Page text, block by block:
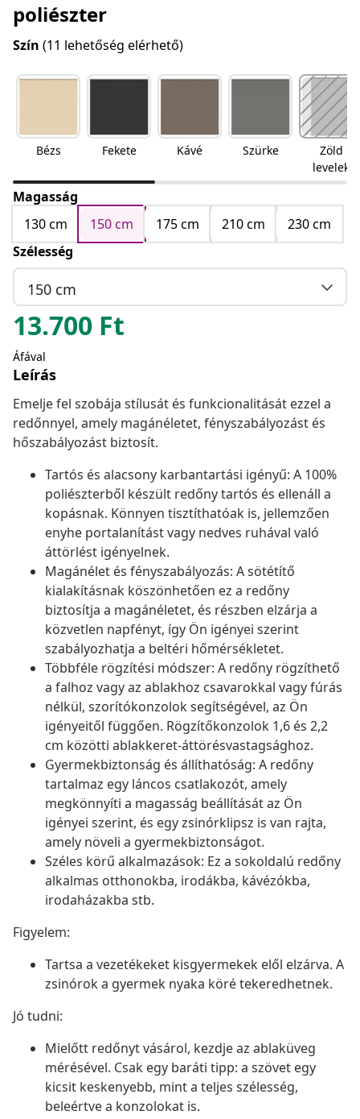
poliészter
Szín (11 lehetőség elérhető)
Bézs Fekete Kávé Szürke
Zöld
levelek
Magasság
130 cm
150 cm 175 cm 210 cm
230 cm
Szélesség
150 cm
13.700 Ft
Áfával
Leírás
Emelje fel szobája stílusát és funkcionalitását ezzel a
redőnnyel, amely magánéletet, fényszabályozást és
hőszabályozást biztosít.
Tartós és alacsony karbantartási igényű: A 100%
poliészterből készült redőny tartós és ellenáll a
kopásnak. Könnyen tisztíthatóak is, jellemzően
enyhe portalanítást vagy nedves ruhával való
áttörlést igényelnek.
Magánélet és fényszabályozás: A sötétítő
kialakításnak köszönhetően ez a redőny
biztosítja a magánéletet, és részben elzárja a
közvetlen napfényt, így Ön igényei szerint
szabályozhatja a beltéri hőmérsékletet.
Többféle rögzítési módszer: A redőny rögzíthető
a falhoz vagy az ablakhoz csavarokkal vagy fúrás
nélkül, szorítókonzolok segítségével, az Ön
igényeitől függően. Rögzítőkonzolok 1,6 és 2,2
cm közötti ablakkeret-áttörésvastagsághoz.
Gyermekbiztonság és állíthatóság: A redőny
tartalmaz egy láncos csatlakozót, amely
megkönnyíti a magasság beállítását az Ön
igényei szerint, és egy zsinórklipsz is van rajta,
amely növeli a gyermekbiztonságot.
Széles körű alkalmazások: Ez a sokoldalú redőny
alkalmas otthonokba, irodákba, kávézókba,
irodaházakba stb.
Figyelem:
Tartsa a vezetékeket kisgyermekek elől elzárva. A
zsinórok a gyermek nyaka köré tekeredhetnek.
Jó tudni:
Mielőtt redőnyt vásárol, kezdje az ablaküveg
mérésével. Csak egy baráti tipp: a szövet egy
kicsit keskenyebb, mint a teljes szélesség,
beleértve a konzolokat is.